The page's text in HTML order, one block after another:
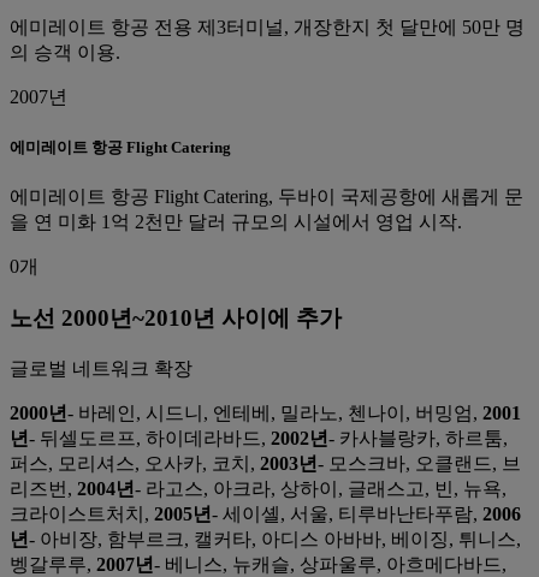
에미레이트 항공 전용 제3터미널, 개장한지 첫 달만에 50만 명
의 승객 이용.
2007년
에미레이트 항공 Flight Catering
에미레이트 항공 Flight Catering, 두바이 국제공항에 새롭게 문
을 연 미화 1억 2천만 달러 규모의 시설에서 영업 시작.
0개
노선 2000년~2010년 사이에 추가
글로벌 네트워크 확장
2000년- 바레인, 시드니, 엔테베, 밀라노, 첸나이, 버밍엄, 2001
년- 뒤셀도르프, 하이데라바드, 2002년- 카사블랑카, 하르툼,
퍼스, 모리셔스, 오사카, 코치, 2003년- 모스크바, 오클랜드, 브
리즈번, 2004년- 라고스, 아크라, 상하이, 글래스고, 빈, 뉴욕,
크라이스트처치, 2005년- 세이셸, 서울, 티루바난타푸람, 2006
년- 아비장, 함부르크, 캘커타, 아디스 아바바, 베이징, 튀니스,
벵갈루루, 2007년- 베니스, 뉴캐슬, 상파울루, 아흐메다바드,